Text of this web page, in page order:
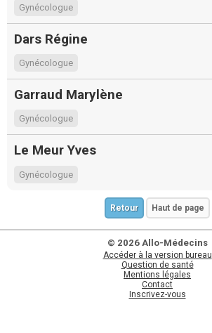
Gynécologue
Dars Régine
Gynécologue
Garraud Marylène
Gynécologue
Le Meur Yves
Gynécologue
Retour Haut de page
© 2026 Allo-Médecins
Accéder à la version bureau
Question de santé
Mentions légales
Contact
Inscrivez-vous